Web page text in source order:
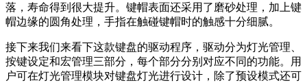
落，寿命得到很大提升。键帽表面还采用了磨砂处理，加上键
帽边缘的圆角处理，手指在触碰键帽时的触感十分细腻。
接下来我们来看下这款键盘的驱动程序，驱动分为灯光管理、
按键设定和宏管理三部分，每个部分分别对应不同的功能。用
户可在灯光管理模块对键盘灯光进行设计，除了预设模式还可